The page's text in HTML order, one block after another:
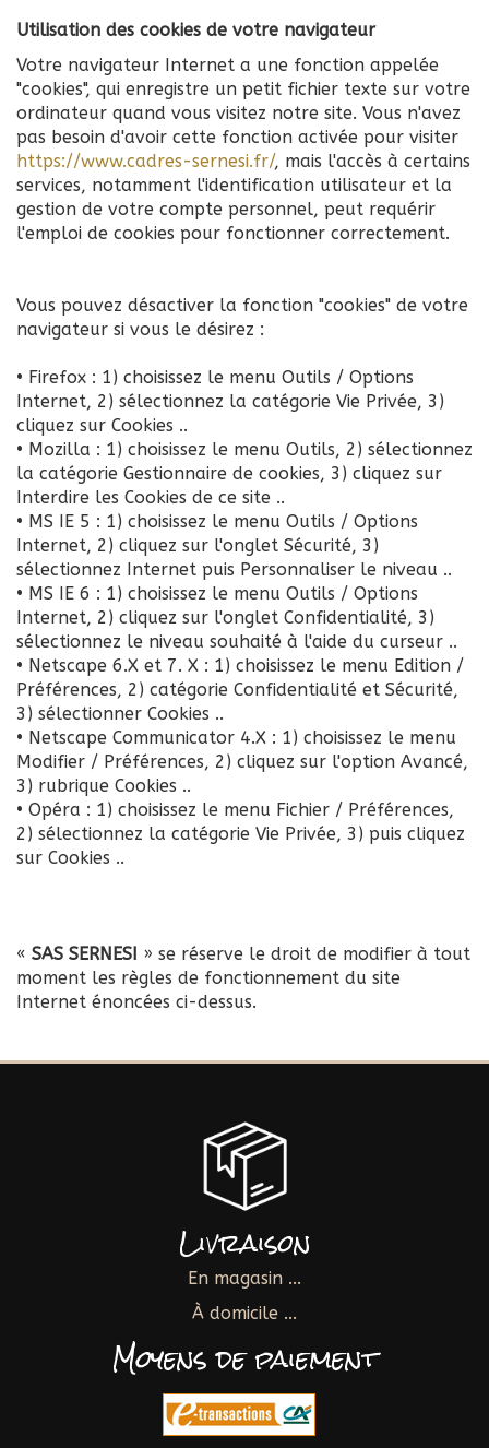
Utilisation des cookies de votre navigateur
Votre navigateur Internet a une fonction appelée
"cookies", qui enregistre un petit fichier texte sur votre
ordinateur quand vous visitez notre site. Vous n'avez
pas besoin d'avoir cette fonction activée pour visiter
https://www.cadres-sernesi.fr/, mais l'accès à certains
services, notamment l'identification utilisateur et la
gestion de votre compte personnel, peut requérir
l'emploi de cookies pour fonctionner correctement.
Vous pouvez désactiver la fonction "cookies" de votre
navigateur si vous le désirez :
• Firefox : 1) choisissez le menu Outils / Options
Internet, 2) sélectionnez la catégorie Vie Privée, 3)
cliquez sur Cookies ..
• Mozilla : 1) choisissez le menu Outils, 2) sélectionnez
la catégorie Gestionnaire de cookies, 3) cliquez sur
Interdire les Cookies de ce site ..
• MS IE 5 : 1) choisissez le menu Outils / Options
Internet, 2) cliquez sur l'onglet Sécurité, 3)
sélectionnez Internet puis Personnaliser le niveau ..
• MS IE 6 : 1) choisissez le menu Outils / Options
Internet, 2) cliquez sur l'onglet Confidentialité, 3)
sélectionnez le niveau souhaité à l'aide du curseur ..
• Netscape 6.X et 7. X : 1) choisissez le menu Edition /
Préférences, 2) catégorie Confidentialité et Sécurité,
3) sélectionner Cookies ..
• Netscape Communicator 4.X : 1) choisissez le menu
Modifier / Préférences, 2) cliquez sur l'option Avancé,
3) rubrique Cookies ..
• Opéra : 1) choisissez le menu Fichier / Préférences,
2) sélectionnez la catégorie Vie Privée, 3) puis cliquez
sur Cookies ..
« SAS SERNESI » se réserve le droit de modifier à tout
moment les règles de fonctionnement du site
Internet énoncées ci-dessus.
Livraison
En magasin ...
À domicile ...
Moyens de paiement